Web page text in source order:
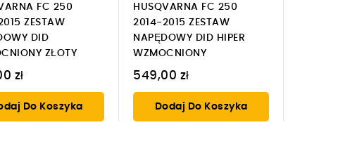
FC 250
ZESTAW
DID
ZŁOTY
zł
Do Koszyka
HUSQVARNA FC 250
2014-2015 ZESTAW
NAPĘDOWY DID HIPER
WZMOCNIONY
549,00 zł
Dodaj Do Koszyka